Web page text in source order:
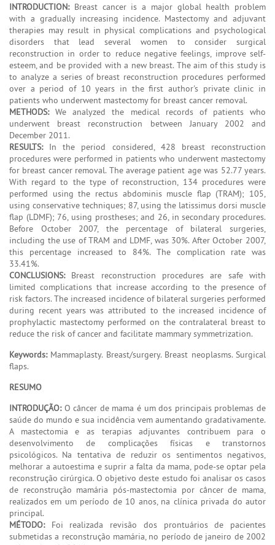
INTRODUCTION:Breast cancer is a major global health problem
with a gradually increasing incidence. Mastectomy and adjuvant
therapies may result in physical complications and psychological
disorders that lead several women to consider surgical
reconstruction in order to reduce negative feelings, improve self-
esteem, and be provided with a new breast. The aim of this study is
to analyze a series of breast reconstruction procedures performed
over a period of 10 years in the first author's private clinic in
patients who underwent mastectomy for breast cancer removal.
METHODS:We analyzed the medical records of patients who
underwent breast reconstruction between January 2002 and
December 2011.
RESULTS:In the period considered, 428 breast reconstruction
procedures were performed in patients who underwent mastectomy
for breast cancer removal. The average patient age was 52.77 years.
With regard to the type of reconstruction, 134 procedures were
performed using the rectus abdominis muscle flap (TRAM); 105,
using conservative techniques; 87, using the latissimus dorsi muscle
flap (LDMF); 76, using prostheses; and 26, in secondary procedures.
Before October 2007, the percentage of bilateral surgeries,
including the use of TRAM and LDMF, was 30%. After October 2007,
this percentage increased to 84%. The complication rate was
33.41%.
CONCLUSIONS:Breast reconstruction procedures are safe with
limited complications that increase according to the presence of
risk factors. The increased incidence of bilateral surgeries performed
during recent years was attributed to the increased incidence of
prophylactic mastectomy performed on the contralateral breast to
reduce the risk of cancer and facilitate mammary symmetrization.
Keywords:Mammaplasty. Breast/surgery. Breast neoplasms. Surgical
flaps.
RESUMO
INTRODUÇÃO:O câncer de mama é um dos principais problemas de
saúde do mundo e sua incidência vem aumentando gradativamente.
A mastectomia e as terapias adjuvantes contribuem para o
desenvolvimento de complicações físicas e transtornos
psicológicos. Na tentativa de reduzir os sentimentos negativos,
melhorar a autoestima e suprir a falta da mama, pode-se optar pela
reconstrução cirúrgica. O objetivo deste estudo foi analisar os casos
de reconstrução mamária pós-mastectomia por câncer de mama,
realizados em um período de 10 anos, na clínica privada do autor
principal.
MÉTODO:Foi realizada revisão dos prontuários de pacientes
submetidas a reconstrução mamária, no período de janeiro de 2002